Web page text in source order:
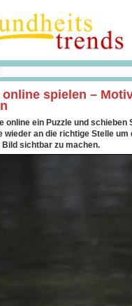
online spielen –
online ein Puzzle und schieben
wieder an die richtige Stelle um
Bild sichtbar zu machen.